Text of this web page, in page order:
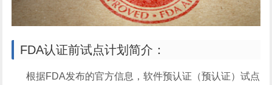
FDA认证前试点计划简介：
根据FDA发布的官方信息，软件预认证（预认证）试点